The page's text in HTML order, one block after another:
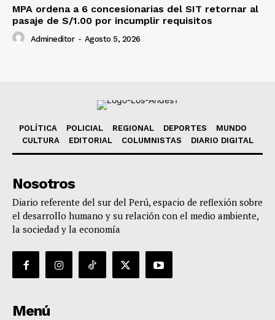
MPA ordena a 6 concesionarias del SIT retornar al
pasaje de S/1.00 por incumplir requisitos
Admineditor - Agosto 5, 2026
POLÍTICA POLICIAL REGIONAL DEPORTES
MUNDO
CULTURA
EDITORIAL COLUMNISTAS DIARIO DIGITAL
Nosotros
Diario referente del sur del Perú, espacio de reflexión sobre
el desarrollo humano y su relación con el medio ambiente,
la sociedad y la economía
Menú